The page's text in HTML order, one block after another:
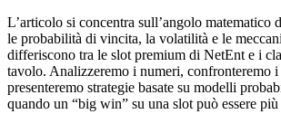
L’articolo si concentra sull’angolo matematico
le probabilità di vincita, la volatilità e le
differiscono tra le slot premium di NetEnt e i
tavolo. Analizzeremo i numeri, confronteremo
presenteremo strategie basate su modelli
quando un “big win” su una slot può essere